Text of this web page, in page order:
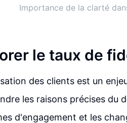
Importance de la clarté
le taux de
des clients est un
les raisons précises du
d'engagement et les